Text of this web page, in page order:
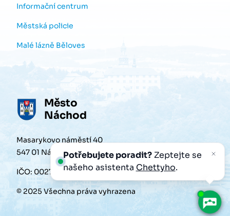
Informační centrum
Městská policie
Malé lázně Běloves
Město
Náchod
Masarykovo náměstí 40
547 01 Náchod
IČO: 00272868
© 2025 Všechna práva vyhrazena
Potřebujete poradit?Zeptejte se
našeho asistenta Chettyho.